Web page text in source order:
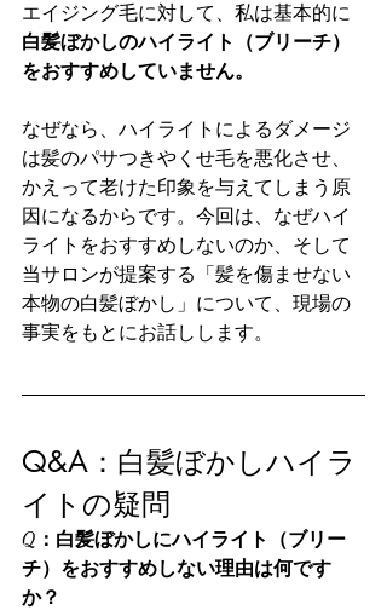
エイジング毛に対して、私は基本的に
白髪ぼかしのハイライト（ブリーチ）
をおすすめしていません。
なぜなら、ハイライトによるダメージ
は髪のパサつきやくせ毛を悪化させ、
かえって老けた印象を与えてしまう原
因になるからです。今回は、なぜハイ
ライトをおすすめしないのか、そして
当サロンが提案する「髪を傷ませない
本物の白髪ぼかし」について、現場の
事実をもとにお話しします。
Q&A：白髪ぼかしハイラ
イトの疑問
Q：白髪ぼかしにハイライト（ブリー
チ）をおすすめしない理由は何です
か？